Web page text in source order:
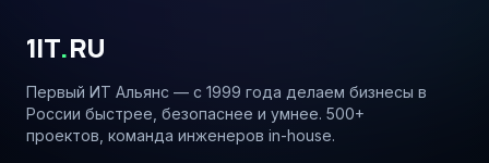
1IT.RU
Первый ИТ Альянс — с 1999 года делаем бизнесы в
России быстрее, безопаснее и умнее. 500+
проектов, команда инженеров in-house.